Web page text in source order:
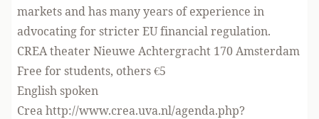
markets and has many years of experience in
advocating for stricter EU financial regulation.
CREA theater Nieuwe Achtergracht 170 Amsterdam
Free for students, others €5
English spoken
Creahttp://www.crea.uva.nl/agenda.php?